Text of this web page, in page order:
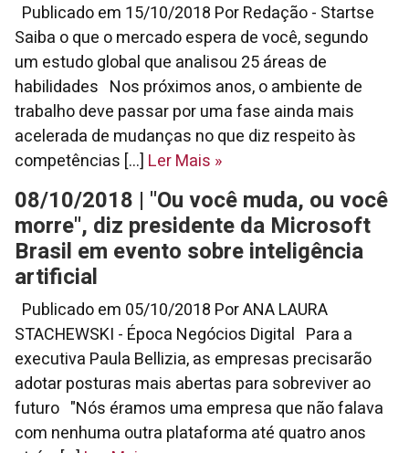
Publicado em 15/10/2018 Por Redação - Startse
Saiba o que o mercado espera de você, segundo
um estudo global que analisou 25 áreas de
habilidades Nos próximos anos, o ambiente de
trabalho deve passar por uma fase ainda mais
acelerada de mudanças no que diz respeito às
competências [...] Ler Mais »
08/10/2018 | "Ou você muda, ou você
morre", diz presidente da Microsoft
Brasil em evento sobre inteligência
artificial
Publicado em 05/10/2018 Por ANA LAURA
STACHEWSKI - Época Negócios Digital Para a
executiva Paula Bellizia, as empresas precisarão
adotar posturas mais abertas para sobreviver ao
futuro "Nós éramos uma empresa que não falava
com nenhuma outra plataforma até quatro anos